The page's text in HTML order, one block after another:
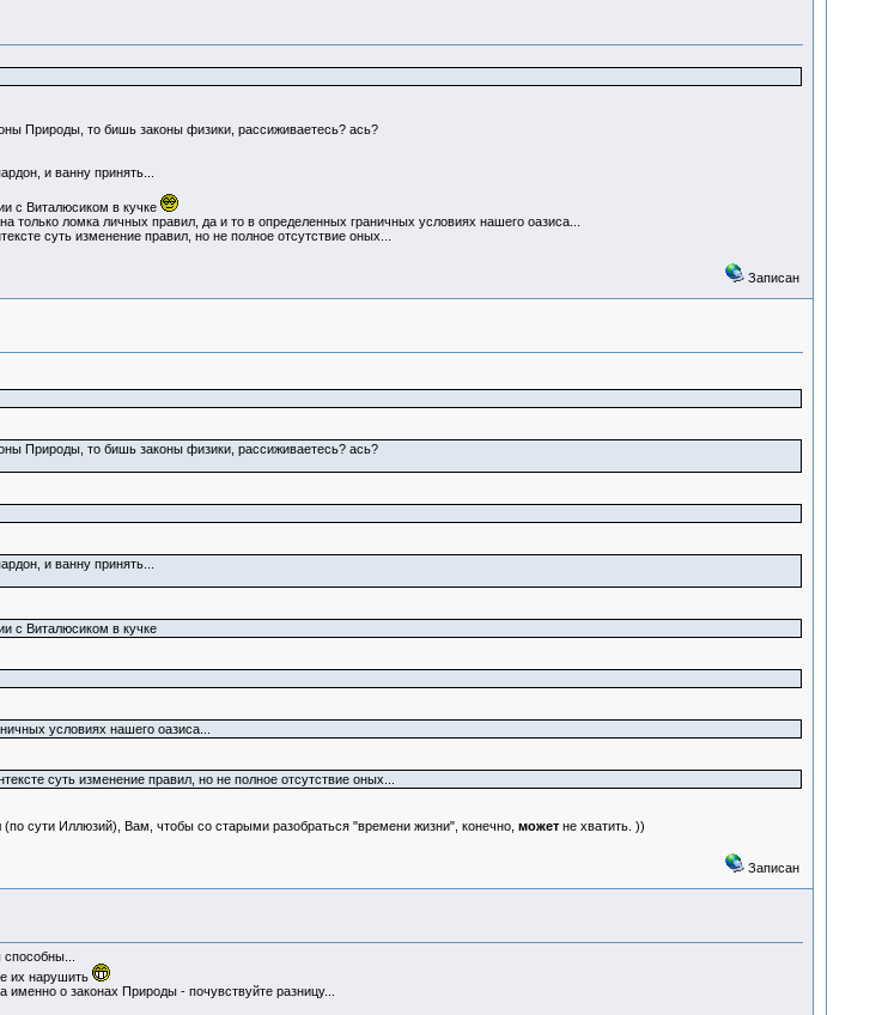
Природы, то бишь законы физики, рассиживаетесь? ась?
и ванну принять...
с Виталюсиком в кучке
ломка личных правил, да и то в определенных граничных условиях нашего оазиса...
суть изменение правил, но не полное отсутствие оных...
Записан
Природы, то бишь законы физики, рассиживаетесь? ась?
и ванну принять...
с Виталюсиком в кучке
условиях нашего оазиса...
суть изменение правил, но не полное отсутствие оных...
сути Иллюзий), Вам, чтобы со старыми разобраться "времени жизни", конечно, можетне хватить. ))
Записан
их нарушить
о законах Природы - почувствуйте разницу...